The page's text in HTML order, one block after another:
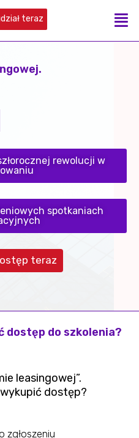
teraz
rewolucji w
spotkaniach
teraz
dostęp do szkolenia?
leasingowej”.
dostęp?
zgłoszeniu